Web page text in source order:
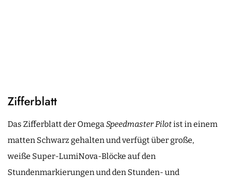
Zifferblatt
Das Zifferblatt der OmegaSpeedmaster Pilotist in einem
matten Schwarz gehalten und verfügt über große,
weiße Super-LumiNova-Blöcke auf den
Stundenmarkierungen und den Stunden- und